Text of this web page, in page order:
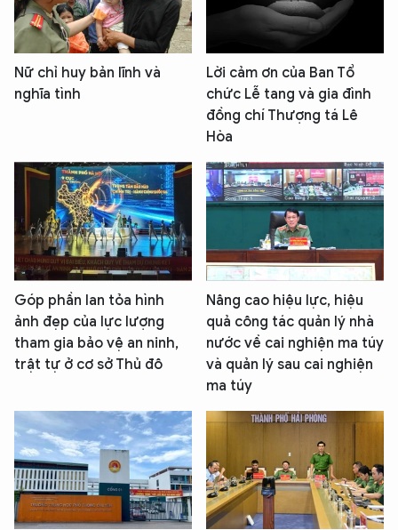
Nữ chỉ huy bản lĩnh và
nghĩa tình
Lời cảm ơn của Ban Tổ
chức Lễ tang và gia đình
đồng chí Thượng tá Lê
Hòa
Góp phần lan tỏa hình
ảnh đẹp của lực lượng
tham gia bảo vệ an ninh,
trật tự ở cơ sở Thủ đô
Nâng cao hiệu lực, hiệu
quả công tác quản lý nhà
nước về cai nghiện ma túy
và quản lý sau cai nghiện
ma túy